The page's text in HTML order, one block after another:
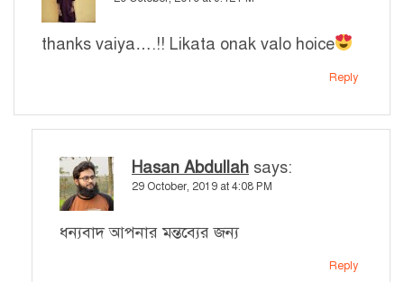
thanks vaiya….!! Likata onak valo hoice
Reply
Hasan Abdullah says:
29 October, 2019 at 4:08 PM
ধন্যবাদ আপনার মন্তব্যের জন্য
Reply